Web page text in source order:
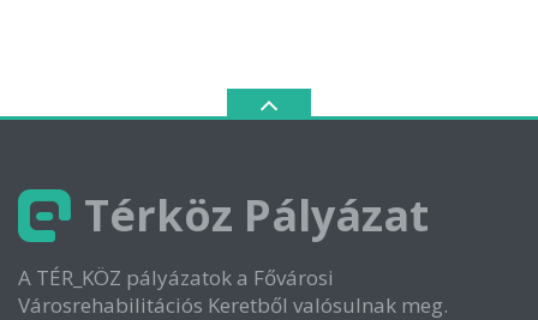
Térköz Pályázat
A TÉR_KÖZ pályázatok a Fővárosi
Városrehabilitációs Keretből valósulnak meg.